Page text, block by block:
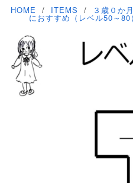
HOME ITEMS ３歳０か
におすすめ（レベル50～80）